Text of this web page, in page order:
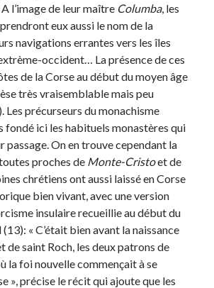
l’image de leur maître Columba, les
eux aussi le nom de la
navigations errantes vers les îles
occident… La présence de ces
de la Corse au début du moyen âge
très vraisemblable mais peu
Les précurseurs du monachisme
fondé ici les habituels monastères qui
passage. On en trouve cependant la
proches de Monte-Cristoet de
chrétiens ont aussi laissé en Corse
bien vivant, avec une version
insulaire recueillie au début du
« C’était bien avant la naissance
de saint Roch, les deux patrons de
la foi nouvelle commençait à se
», précise le récit qui ajoute que les